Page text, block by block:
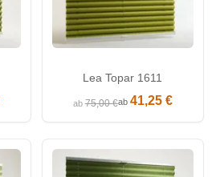
Lea Topar 1611
ab75,00 €ab 41,25 €